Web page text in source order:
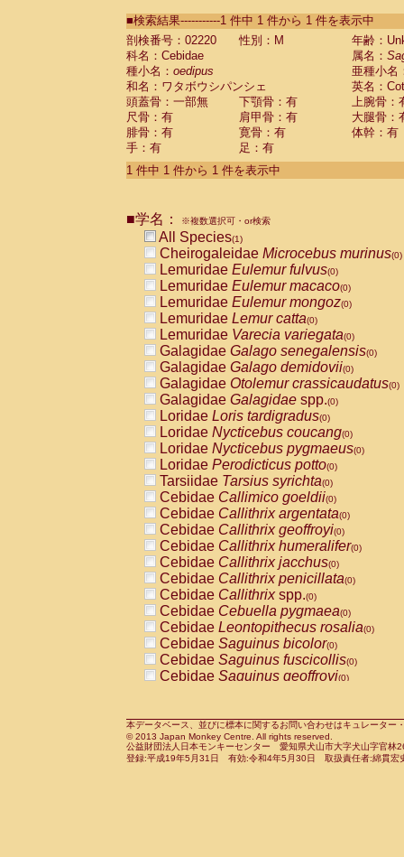
CebidaeSaguinus labiatus(0)
Cebidae Saguinus leucopus (0)
Cebidae
Cebidae
CebidaeSaguinus nigricollis (0)
Cebidae Saguinus oedipus
Cebidae Saguinus weddelli
Cebidae Saguinusspp.
Cebidae Aotus trivirgatus
Cebidae Cebus albifrons
CebidaeCebus nigrivittatus
CebidaeCebus
CebidaeSaimiri boliviensis(0)
CebidaeSaimiri sciureus(0)
AtelidaeAlouatta caraya(0)
AtelidaeAlouatta fusca(0)
AtelidaeAlouatta seniculus
AtelidaeAlouattaspp.(0)
AtelidaeAteles belzebuth(0)
AtelidaeAteles geoffroyi(0)
AtelidaeAteles paniscus(0)
AtelidaeAtelesspp.(0)
Atelidae Lagothrix lagothricha
AtelidaeLagothrix lagothricha cana
PitheciidaeCacajao calvus
PitheciidaeCallicebus cupreus
PitheciidaeCallicebus donacophilus
PitheciidaeCallicebus moloch
PitheciidaeCallicebus torquatus
PitheciidaeCallicebusspp.(0)
PitheciidaeChiropotes satanas(0)
PitheciidaePithecia monachus
PitheciidaePithecia pithecia(0)
CercopithecidaeCercocebus agilis
CercopithecidaeCercocebus
CercopithecidaeCercocebus
CercopithecidaeCercocebus
CercopithecidaeCercocebus
CercopithecidaeCercocebushybrid
CercopithecidaePapio anubis(0)
CercopithecidaePapio cynocephalus
CercopithecidaePapio hamadryas(0)
■検索結果-----------1 件中 1 件から 1 件を表示中
剖検番号：02220
性別：M
年齢：
科名：Cebidae
属名：
種小名： oedipus
亜種小名
和名：ワタボウシパンシェ
英名：
頭蓋骨：一部無
下顎骨：有
上腕骨：
尺骨：有
肩甲骨：有
大腿骨：
腓骨：有
寛骨：有
体幹：有
手：有
足：有
1 件中 1 件から 1 件を表示中
■学名： ※複数選択可・or検索
All Species(1)
Cheirogaleidae Microcebus murinus(0)
Lemuridae Eulemur fulvus(0)
Lemuridae Eulemur macaco(0)
Lemuridae Eulemur mongoz(0)
Lemuridae Lemur catta(0)
Lemuridae Varecia variegata(0)
Galagidae Galago senegalensis(0)
Galagidae Galago demidovii(0)
Galagidae Otolemur crassicaudatus(0)
Galagidae Galagidae spp.(0)
Loridae Loris tardigradus(0)
Loridae Nycticebus coucang(0)
Loridae Nycticebus pygmaeus(0)
Loridae Perodicticus potto(0)
Tarsiidae Tarsius syrichta(0)
Cebidae Callimico goeldii(0)
Cebidae Callithrix argentata(0)
Cebidae Callithrix geoffroyi(0)
Cebidae Callithrix humeralifer(0)
Cebidae Callithrix jacchus(0)
Cebidae Callithrix penicillata(0)
Cebidae Callithrixspp.(0)
Cebidae Cebuella pygmaea(0)
Cebidae Leontopithecus rosalia(0)
Cebidae Saguinus bicolor(0)
Cebidae Saguinus fuscicollis(0)
Cebidae Saguinus geoffroyi(0)
CebidaeSaguinus leucopus(0)
CebidaeSaguinus midas(0)
Cebidae Saguinus mystax(0)
本データベース、並びに標本に関するお問い合わせはキュレータ
© 2013 Japan Monkey Centre. All rights reserved.
公益財団法人日本モンキーセンター 愛知県犬山市大字犬山字官
登録:平成19年5月31日 有効:令和4年5月30日 取扱責任者:綿貫宏